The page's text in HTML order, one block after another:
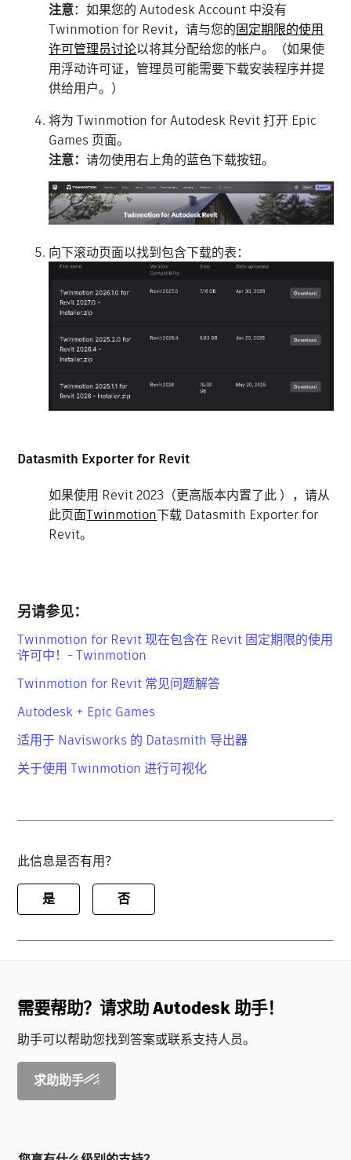
注意：如果您的 Autodesk Account 中没有
Twinmotion for Revit，请与您的固定期限的使用
许可管理员讨论以将其分配给您的帐户。（如果使
用浮动许可证，管理员可能需要下载安装程序并提
供给用户。）
将为 Twinmotion for Autodesk Revit 打开 Epic
Games 页面。
注意：请勿使用右上角的蓝色下载按钮。
向下滚动页面以找到包含下载的表：
Datasmith Exporter for Revit
如果使用 Revit 2023（更高版本内置了此 ），请从
此页面Twinmotion下载 Datasmith Exporter for
Revit。
另请参见：
Twinmotion for Revit 现在包含在 Revit 固定期限的使用
许可中！- Twinmotion
Twinmotion for Revit 常见问题解答
Autodesk + Epic Games
适用于 Navisworks 的 Datasmith 导出器
关于使用 Twinmotion 进行可视化
此信息是否有用？
是 否
需要帮助？请求助 Autodesk 助手！
助手可以帮助您找到答案或联系支持人员。
求助助手